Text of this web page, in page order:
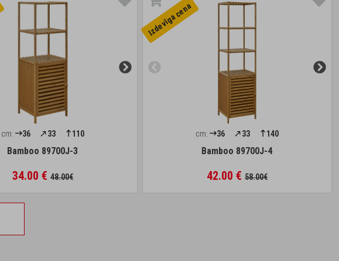
cm: 36 33 110
Bamboo 89700J-3
34.00 € 48.00€
Izdevīga cena
cm: 36 33 140
Bamboo 89700J-4
42.00 € 58.00€